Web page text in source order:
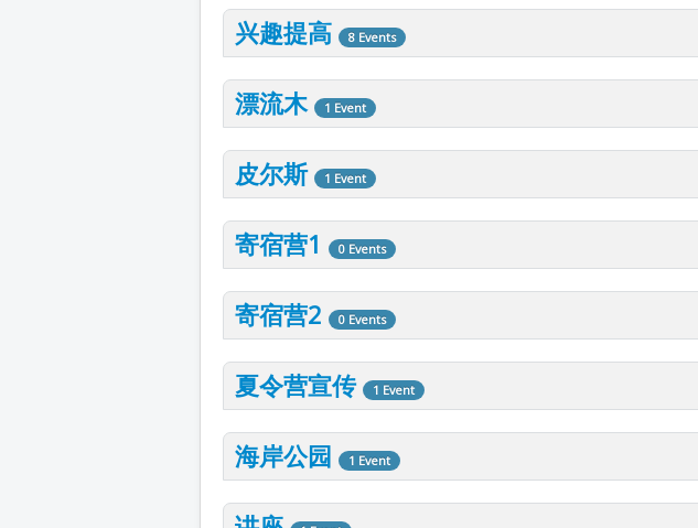
兴趣提高 8 Events
漂流木 1 Event
皮尔斯 1 Event
寄宿营1 0 Events
寄宿营2 0 Events
夏令营宣传 1 Event
海岸公园 1 Event